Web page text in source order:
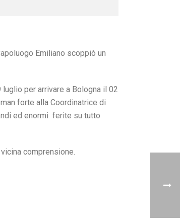
Emiliano scoppiò un
per arrivare a Bologna il 02
forte alla Coordinatrice di
ed enormi ferite su tutto
comprensione.